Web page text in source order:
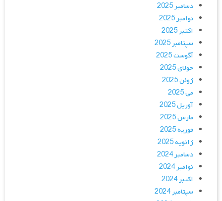
دسامبر 2025
نوامبر 2025
اکتبر 2025
سپتامبر 2025
آگوست 2025
جولای 2025
ژوئن 2025
می 2025
آوریل 2025
مارس 2025
فوریه 2025
ژانویه 2025
دسامبر 2024
نوامبر 2024
اکتبر 2024
سپتامبر 2024